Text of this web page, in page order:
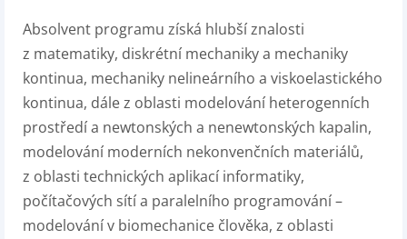
Absolvent programu získá hlubší znalosti
z matematiky, diskrétní mechaniky a mechaniky
kontinua, mechaniky nelineárního a viskoelastického
kontinua, dále z oblasti modelování heterogenních
prostředí a newtonských a nenewtonských kapalin,
modelování moderních nekonvenčních materiálů,
z oblasti technických aplikací informatiky,
počítačových sítí a paralelního programování –
modelování v biomechanice člověka, z oblasti